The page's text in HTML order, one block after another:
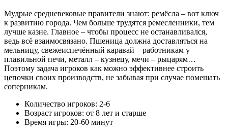
Мудрые средневековые правители знают: ремёсла – вот ключ
к развитию города. Чем больше трудятся ремесленники, тем
лучше казне. Главное – чтобы процесс не останавливался,
ведь всё взаимосвязано. Пшеница должна доставляться на
мельницу, свежеиспечённый каравай – работникам у
плавильной печи, металл – кузнецу, мечи – рыцарям…
Поэтому задача игроков как можно эффективнее строить
цепочки своих производств, не забывая при случае помешать
соперникам.
Количество игроков: 2-6
Возраст игроков: от 8 лет и старше
Время игры: 20-60 минут